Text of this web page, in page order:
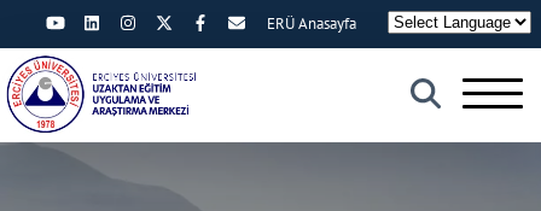
×
ERÜ Anasayfa